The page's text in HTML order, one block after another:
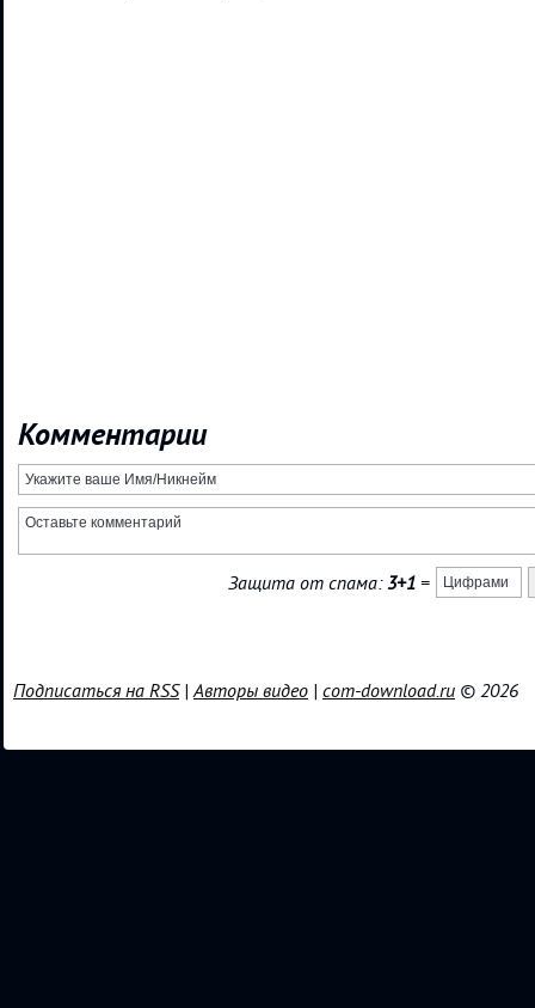
Комментарии
Защита от спама:3+1 =
Подписаться на RSS|Авторы видео | com-download.ru © 2026